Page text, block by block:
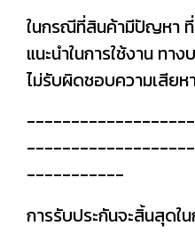
ในกรณีที่สินค้ามีปัญหา ที่
แนะนำในการใช้งาน ทา
ไม่รับผิดชอบความเสีย
-----------
การรับประกันจะสิ้นสุด